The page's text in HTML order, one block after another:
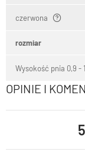
czerwona
rozmiar
Wysokość pnia 0,9 -
OPINIE I
5